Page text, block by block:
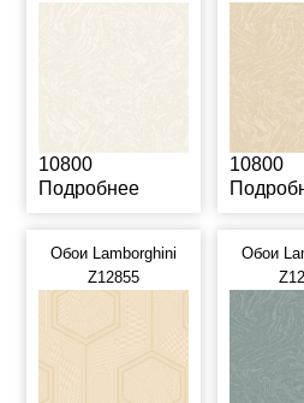
10800
Подробнее
10800
Обои Lamborghini
Z12855
Обои